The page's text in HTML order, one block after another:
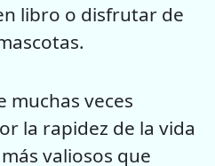
libro o disfrutar de
muchas veces
la rapidez de la vida
valiosos que